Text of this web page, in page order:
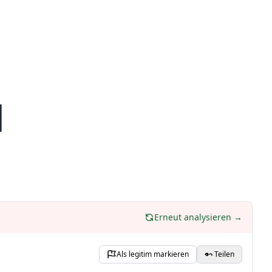
Erneut analysieren →
Als legitim markieren Teilen